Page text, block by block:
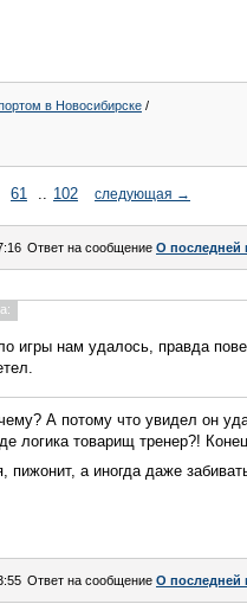
в Новосибирске /
61 .. 102 следующая →
Ответ на сообщение О последней
игры нам удалось, правда
А потому что увидел он
логика товарищ тренер?!
пижонит, а иногда даже
Ответ на сообщение О последней